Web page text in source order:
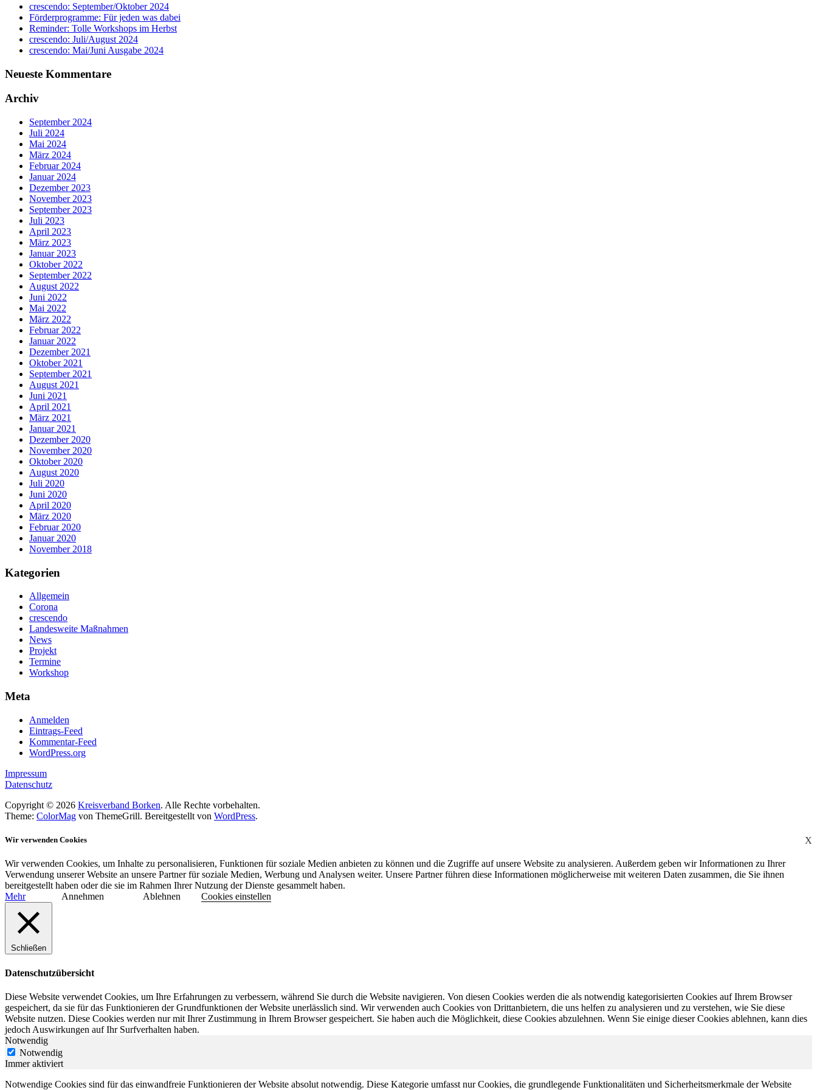
crescendo: September/Oktober 2024
Förderprogramme: Für jeden was dabei
Reminder: Tolle Workshops im Herbst
crescendo: Juli/August 2024
crescendo: Mai/Juni Ausgabe 2024
Neueste Kommentare
Archiv
September 2024
Juli 2024
Mai 2024
März 2024
Februar 2024
Januar 2024
Dezember 2023
November 2023
September 2023
Juli 2023
April 2023
März 2023
Januar 2023
Oktober 2022
September 2022
August 2022
Juni 2022
Mai 2022
März 2022
Februar 2022
Januar 2022
Dezember 2021
Oktober 2021
September 2021
August 2021
Juni 2021
April 2021
März 2021
Januar 2021
Dezember 2020
November 2020
Oktober 2020
August 2020
Juli 2020
Juni 2020
April 2020
März 2020
Februar 2020
Januar 2020
November 2018
Kategorien
Allgemein
Corona
crescendo
Landesweite Maßnahmen
News
Projekt
Termine
Workshop
Meta
Anmelden
Eintrags-Feed
Kommentar-Feed
WordPress.org
Impressum
Datenschutz
Copyright © 2026 Kreisverband Borken. Alle Rechte vorbehalten.
Theme: ColorMag von ThemeGrill. Bereitgestellt von WordPress.
X
Wir verwenden Cookies
Wir verwenden Cookies, um Inhalte zu personalisieren, Funktionen für soziale Medien anbieten zu können und die Zugriffe auf unsere Website zu analysieren. Außerdem geben wir Informationen zu Ihrer
Verwendung unserer Website an unsere Partner für soziale Medien, Werbung und Analysen weiter. Unsere Partner führen diese Informationen möglicherweise mit weiteren Daten zusammen, die Sie ihnen
bereitgestellt haben oder die sie im Rahmen Ihrer Nutzung der Dienste gesammelt haben.
Mehr
Annehmen Ablehnen Cookies einstellen
Schließen
Datenschutzübersicht
Diese Website verwendet Cookies, um Ihre Erfahrungen zu verbessern, während Sie durch die Website navigieren. Von diesen Cookies werden die als notwendig kategorisierten Cookies auf Ihrem Browser
gespeichert, da sie für das Funktionieren der Grundfunktionen der Website unerlässlich sind. Wir verwenden auch Cookies von Drittanbietern, die uns helfen zu analysieren und zu verstehen, wie Sie diese
Website nutzen. Diese Cookies werden nur mit Ihrer Zustimmung in Ihrem Browser gespeichert. Sie haben auch die Möglichkeit, diese Cookies abzulehnen. Wenn Sie einige dieser Cookies ablehnen, kann dies
jedoch Auswirkungen auf Ihr Surfverhalten haben.
Notwendig
Notwendig
Immer aktiviert
Notwendige Cookies sind für das einwandfreie Funktionieren der Website absolut notwendig. Diese Kategorie umfasst nur Cookies, die grundlegende Funktionalitäten und Sicherheitsmerkmale der Website